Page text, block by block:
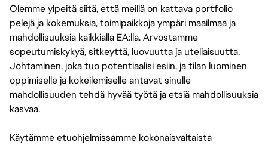
Olemme ylpeitä siitä, että meillä on kattava portfolio
pelejä ja kokemuksia, toimipaikkoja ympäri maailmaa ja
mahdollisuuksia kaikkialla EA:lla. Arvostamme
sopeutumiskykyä, sitkeyttä, luovuutta ja uteliaisuutta.
Johtaminen, joka tuo potentiaalisi esiin, ja tilan luominen
oppimiselle ja kokeilemiselle antavat sinulle
mahdollisuuden tehdä hyvää työtä ja etsiä mahdollisuuksia
kasvaa.
Käytämme etuohjelmissamme kokonaisvaltaista